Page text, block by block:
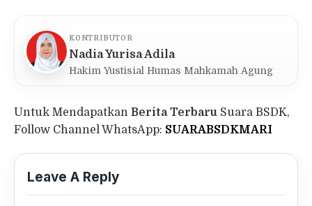
KONTRIBUTOR
Nadia Yurisa Adila
Hakim Yustisial Humas Mahkamah Agung
Untuk Mendapatkan Berita Terbaru Suara BSDK,
Follow Channel WhatsApp: SUARABSDKMARI
Leave A Reply